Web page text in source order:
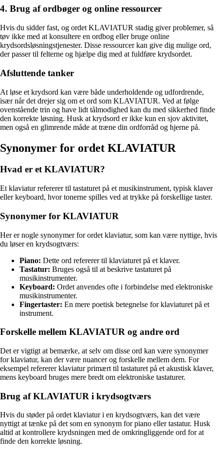
4. Brug af ordbøger og online ressourcer
Hvis du sidder fast, og ordet KLAVIATUR stadig giver problemer, så
tøv ikke med at konsultere en ordbog eller bruge online
krydsordsløsningstjenester. Disse ressourcer kan give dig mulige ord,
der passer til felterne og hjælpe dig med at fuldføre krydsordet.
Afsluttende tanker
At løse et krydsord kan være både underholdende og udfordrende,
især når det drejer sig om et ord som KLAVIATUR. Ved at følge
ovenstående trin og have lidt tålmodighed kan du med sikkerhed finde
den korrekte løsning. Husk at krydsord er ikke kun en sjov aktivitet,
men også en glimrende måde at træne din ordforråd og hjerne på.
Synonymer for ordet KLAVIATUR
Hvad er et KLAVIATUR?
Et klaviatur refererer til tastaturet på et musikinstrument, typisk klaver
eller keyboard, hvor tonerne spilles ved at trykke på forskellige taster.
Synonymer for KLAVIATUR
Her er nogle synonymer for ordet klaviatur, som kan være nyttige, hvis
du løser en krydsogtværs:
Piano: Dette ord refererer til klaviaturet på et klaver.
Tastatur: Bruges også til at beskrive tastaturet på
musikinstrumenter.
Keyboard: Ordet anvendes ofte i forbindelse med elektroniske
musikinstrumenter.
Fingertaster: En mere poetisk betegnelse for klaviaturet på et
instrument.
Forskelle mellem KLAVIATUR og andre ord
Det er vigtigt at bemærke, at selv om disse ord kan være synonymer
for klaviatur, kan der være nuancer og forskelle mellem dem. For
eksempel refererer klaviatur primært til tastaturet på et akustisk klaver,
mens keyboard bruges mere bredt om elektroniske tastaturer.
Brug af KLAVIATUR i krydsogtværs
Hvis du støder på ordet klaviatur i en krydsogtværs, kan det være
nyttigt at tænke på det som en synonym for piano eller tastatur. Husk
altid at kontrollere krydsningen med de omkringliggende ord for at
finde den korrekte løsning.